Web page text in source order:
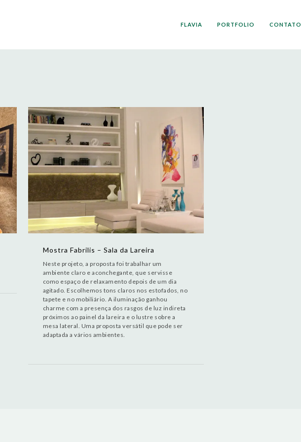
FLAVIA PORTFOLIO CONTATO
Mostra Fabrilis – Sala da Lareira
DECORAÇÃO,INTERIORES,MOSTRAS
Mostra Fabrilis – Sala da Lareira
Neste projeto, a proposta foi trabalhar um
ambiente claro e aconchegante, que servisse
como espaço de relaxamento depois de um dia
agitado. Escolhemos tons claros nos estofados, no
tapete e no mobiliário. A iluminação ganhou
charme com a presença dos rasgos de luz indireta
próximos ao painel da lareira e o lustre sobre a
mesa lateral. Uma proposta versátil que pode ser
adaptada a vários ambientes.